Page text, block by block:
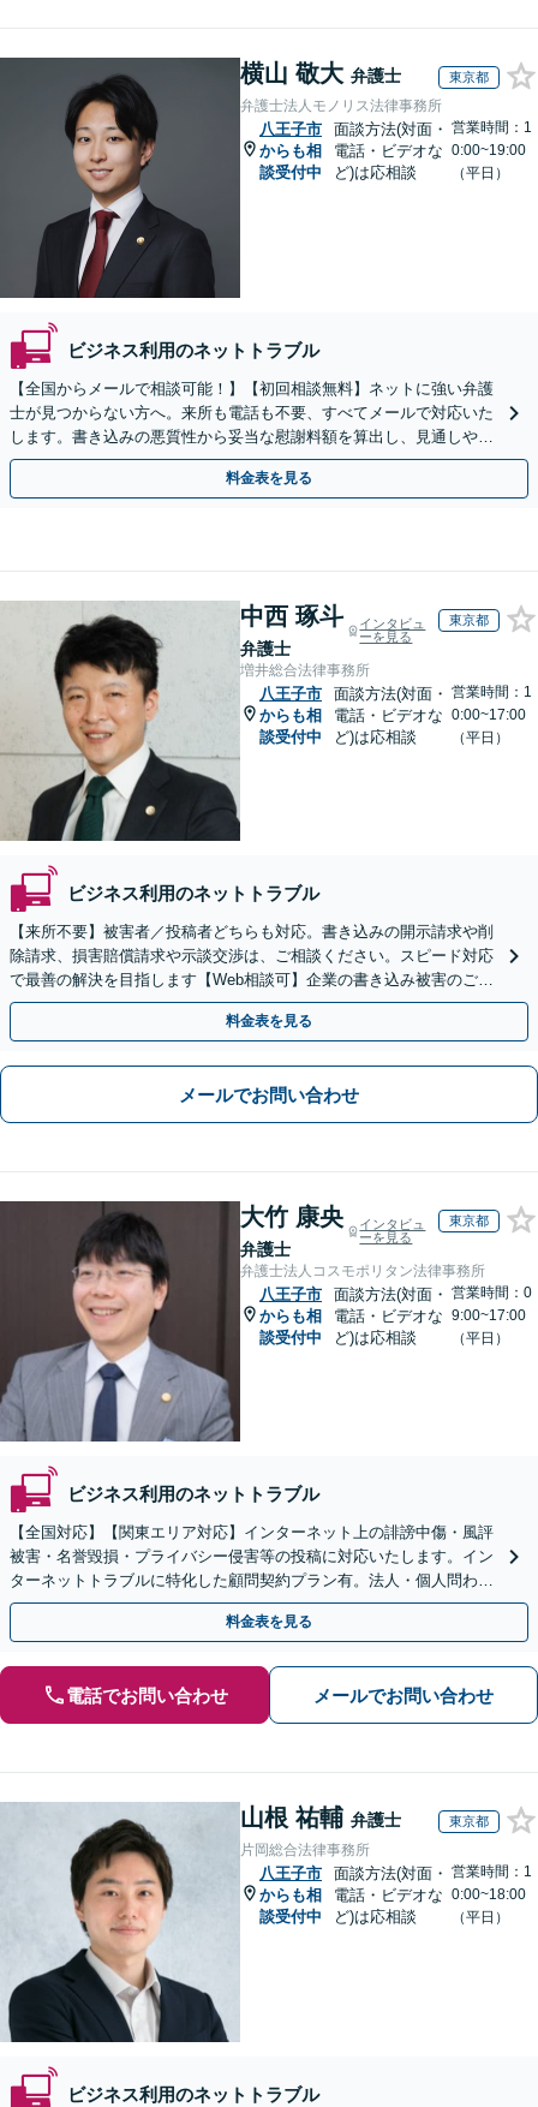
横山 敬大 弁護士 東京都
弁護士法人モノリス法律事務所
八王子市
からも相
談受付中
面談方法(対面・
電話・ビデオな
ど)は応相談
営業時間：1
0:00~19:00
（平日）
ビジネス利用のネットトラブル
【全国からメールで相談可能！】【初回相談無料】ネットに強い弁護
士が見つからない方へ。来所も電話も不要、すべてメールで対応いた
します。書き込みの悪質性から妥当な慰謝料額を算出し、見通しや費
用面のリスクも包み隠さずお伝えしサポートします。
料金表を見る
中西 琢斗
弁護士
インタビュ
ーを見る
東京都
増井総合法律事務所
八王子市
からも相
談受付中
面談方法(対面・
電話・ビデオな
ど)は応相談
営業時間：1
0:00~17:00
（平日）
ビジネス利用のネットトラブル
【来所不要】被害者／投稿者どちらも対応。書き込みの開示請求や削
除請求、損害賠償請求や示談交渉は、ご相談ください。スピード対応
で最善の解決を目指します【Web相談可】企業の書き込み被害のご相
談にも対応
料金表を見る
メールでお問い合わせ
大竹 康央
弁護士
インタビュ
ーを見る
東京都
弁護士法人コスモポリタン法律事務所
八王子市
からも相
談受付中
面談方法(対面・
電話・ビデオな
ど)は応相談
営業時間：0
9:00~17:00
（平日）
ビジネス利用のネットトラブル
【全国対応】【関東エリア対応】インターネット上の誹謗中傷・風評
被害・名誉毀損・プライバシー侵害等の投稿に対応いたします。イン
ターネットトラブルに特化した顧問契約プラン有。法人・個人問わず
お気軽にご相談下さい。【オンライン相談可】
料金表を見る
電話でお問い合わせ メールでお問い合わせ
山根 祐輔 弁護士 東京都
片岡総合法律事務所
八王子市
からも相
談受付中
面談方法(対面・
電話・ビデオな
ど)は応相談
営業時間：1
0:00~18:00
（平日）
ビジネス利用のネットトラブル